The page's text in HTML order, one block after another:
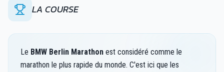
LA COURSE
Le BMW Berlin Marathon est considéré comme le
marathon le plus rapide du monde. C'est ici que les